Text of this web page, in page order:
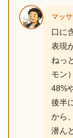
マッ
口に
表現
ねっ
モン
48%
後半
から
潜ん